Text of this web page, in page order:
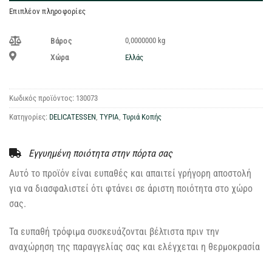
Επιπλέον πληροφορίες
Βάρος
0,0000000 kg
Χώρα
Ελλάς
Κωδικός προϊόντος: 130073
Κατηγορίες: DELICATESSEN, ΤΥΡΙΑ, Τυριά Κοπής
Εγγυημένη ποιότητα στην πόρτα σας
Αυτό το προϊόν είναι ευπαθές και απαιτεί γρήγορη αποστολή
για να διασφαλιστεί ότι φτάνει σε άριστη ποιότητα στο χώρο
σας.
Τα ευπαθή τρόφιμα συσκευάζονται βέλτιστα πριν την
αναχώρηση της παραγγελίας σας και ελέγχεται η θερμοκρασία